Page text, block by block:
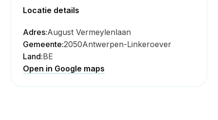
Locatie details
Adres:August Vermeylenlaan
Gemeente:2050Antwerpen-Linkeroever
Land:BE
Open in Google maps